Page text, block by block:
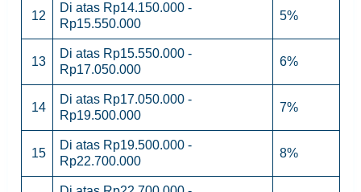
12
Di atas Rp14.150.000 -
Rp15.550.000
5%
13
Di atas Rp15.550.000 -
Rp17.050.000
6%
14
Di atas Rp17.050.000 -
Rp19.500.000
7%
15
Di atas Rp19.500.000 -
Rp22.700.000
8%